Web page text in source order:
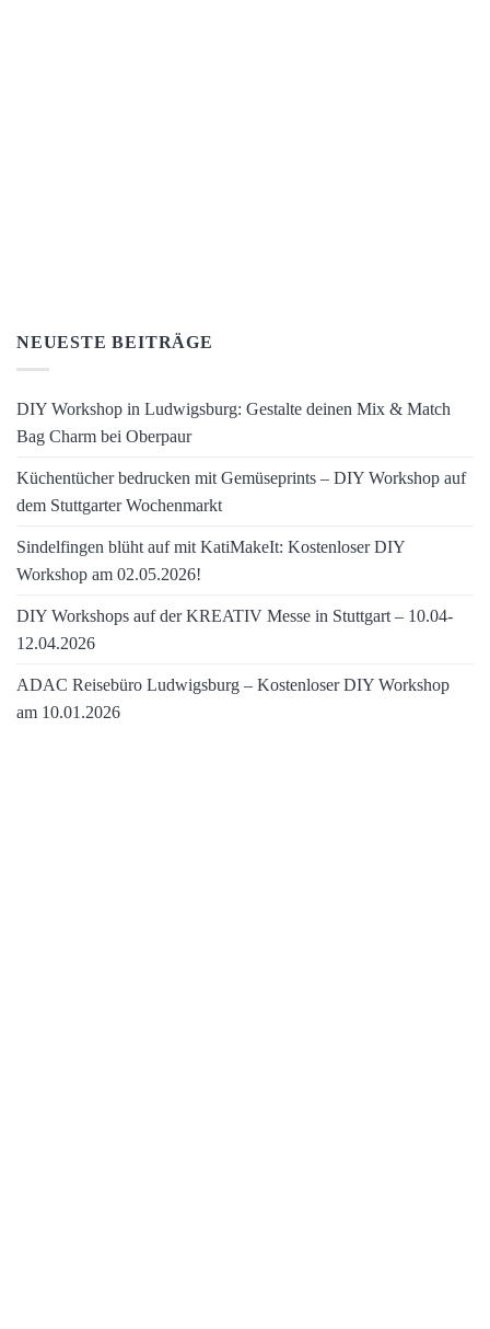
NEUESTE BEITRÄGE
DIY Workshop in Ludwigsburg: Gestalte deinen Mix & Match
Bag Charm bei Oberpaur
Küchentücher bedrucken mit Gemüseprints – DIY Workshop auf
dem Stuttgarter Wochenmarkt
Sindelfingen blüht auf mit KatiMakeIt: Kostenloser DIY
Workshop am 02.05.2026!
DIY Workshops auf der KREATIV Messe in Stuttgart – 10.04-
12.04.2026
ADAC Reisebüro Ludwigsburg – Kostenloser DIY Workshop
am 10.01.2026